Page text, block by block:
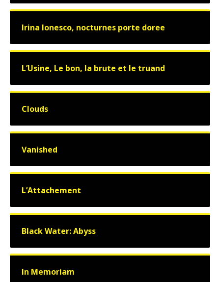
Irina Ionesco, nocturnes porte doree
L’Usine, Le bon, la brute et le truand
Clouds
Vanished
L’Attachement
Black Water: Abyss
In Memoriam